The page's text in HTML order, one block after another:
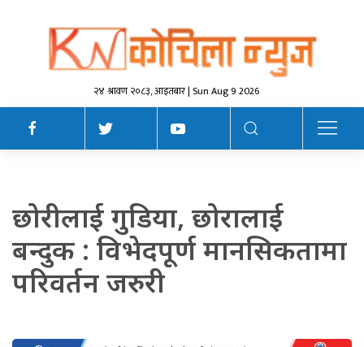
२४ श्रावण २०८३, आइतबार | Sun Aug 9 2026
छोरीलाई गुडिया, छोरालाई
बन्दुक : विभेदपूर्ण मानसिकतामा
परिवर्तन जरुरी